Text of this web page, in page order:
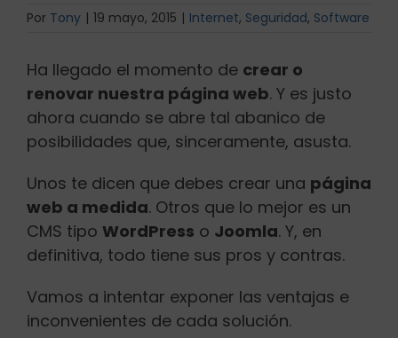
Buscar:
Por Tony | 19 mayo, 2015 | Internet, Seguridad, Software
Ha llegado el momento de crear o
renovar nuestra página web. Y es justo
ahora cuando se abre tal abanico de
posibilidades que, sinceramente, asusta.
Unos te dicen que debes crear una página
web a medida. Otros que lo mejor es un
CMS tipo WordPress o Joomla. Y, en
definitiva, todo tiene sus pros y contras.
Vamos a intentar exponer las ventajas e
inconvenientes de cada solución.